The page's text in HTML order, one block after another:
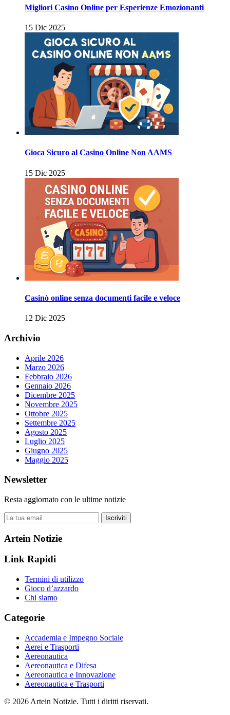
Migliori Casino Online per Esperienze Emozionanti
15 Dic 2025
Gioca Sicuro al Casino Online Non AAMS
15 Dic 2025
Casinò online senza documenti facile e veloce
12 Dic 2025
Archivio
Aprile 2026
Marzo 2026
Febbraio 2026
Gennaio 2026
Dicembre 2025
Novembre 2025
Ottobre 2025
Settembre 2025
Agosto 2025
Luglio 2025
Giugno 2025
Maggio 2025
Newsletter
Resta aggiornato con le ultime notizie
Iscriviti
Artein Notizie
Link Rapidi
Termini di utilizzo
Gioco d’azzardo
Chi siamo
Categorie
Accademia e Impegno Sociale
Aerei e Trasporti
Aereonautica
Aereonautica e Difesa
Aereonautica e Innovazione
Aereonautica e Trasporti
© 2026 Artein Notizie. Tutti i diritti riservati.